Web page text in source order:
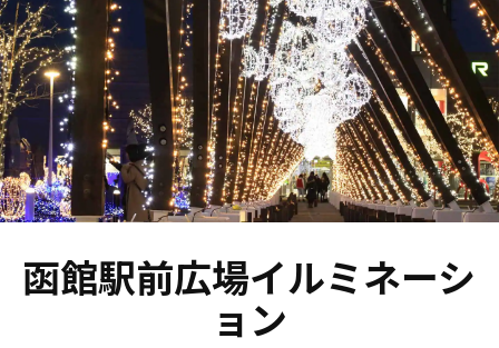
函館駅前広場イルミネーシ
ョン